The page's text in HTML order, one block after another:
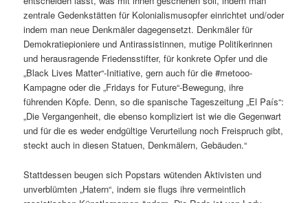
zentrale Gedenkstätten für Kolonialismusopfer einrichtet und/oder
indem man neue Denkmäler dagegensetzt. Denkmäler für
Demokratiepioniere und Antirassistinnen, mutige Politikerinnen
und herausragende Friedensstifter, für konkrete Opfer und die
„Black Lives Matter“-Initiative, gern auch für die #metooo-
Kampagne oder die „Fridays for Future“-Bewegung, ihre
führenden Köpfe. Denn, so die spanische Tageszeitung „El País“:
„Die Vergangenheit, die ebenso kompliziert ist wie die Gegenwart
und für die es weder endgültige Verurteilung noch Freispruch gibt,
steckt auch in diesen Statuen, Denkmälern, Gebäuden.“
Stattdessen beugen sich Popstars wütenden Aktivisten und
unverblümten „Hatern“, indem sie flugs ihre vermeintlich